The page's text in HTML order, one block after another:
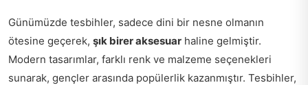
Günümüzde tesbihler, sadece dini bir nesne olmanın
ötesine geçerek, şık birer aksesuar haline gelmiştir.
Modern tasarımlar, farklı renk ve malzeme seçenekleri
sunarak, gençler arasında popülerlik kazanmıştır. Tesbihler,